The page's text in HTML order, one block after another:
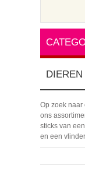
DIEREN
Op zoek naar
ons
sticks van
en een